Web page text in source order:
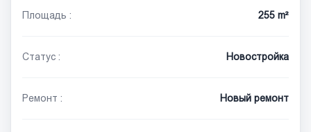
Площадь : 255 m²
Статус : Новостройка
Ремонт : Новый ремонт